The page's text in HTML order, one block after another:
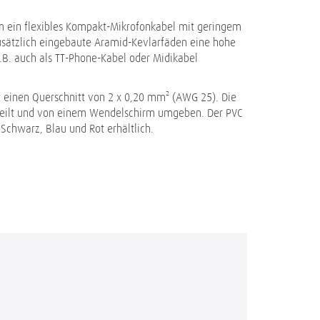
ein flexibles Kompakt-Mikrofonkabel mit geringem
eingebaute Aramid-Kevlarfäden eine hohe
auch als TT-Phone-Kabel oder Midikabel
Querschnitt von 2 x 0,20 mm² (AWG 25). Die
und von einem Wendelschirm umgeben. Der PVC
Blau und Rot erhältlich.